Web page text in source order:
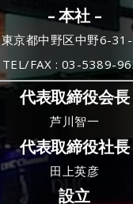
– 本社 –
東京都中野区中野6-
TEL/FAX : 03-5389-
代表取締役会長
芦川智一
代表取締役社長
田上英彦
設立